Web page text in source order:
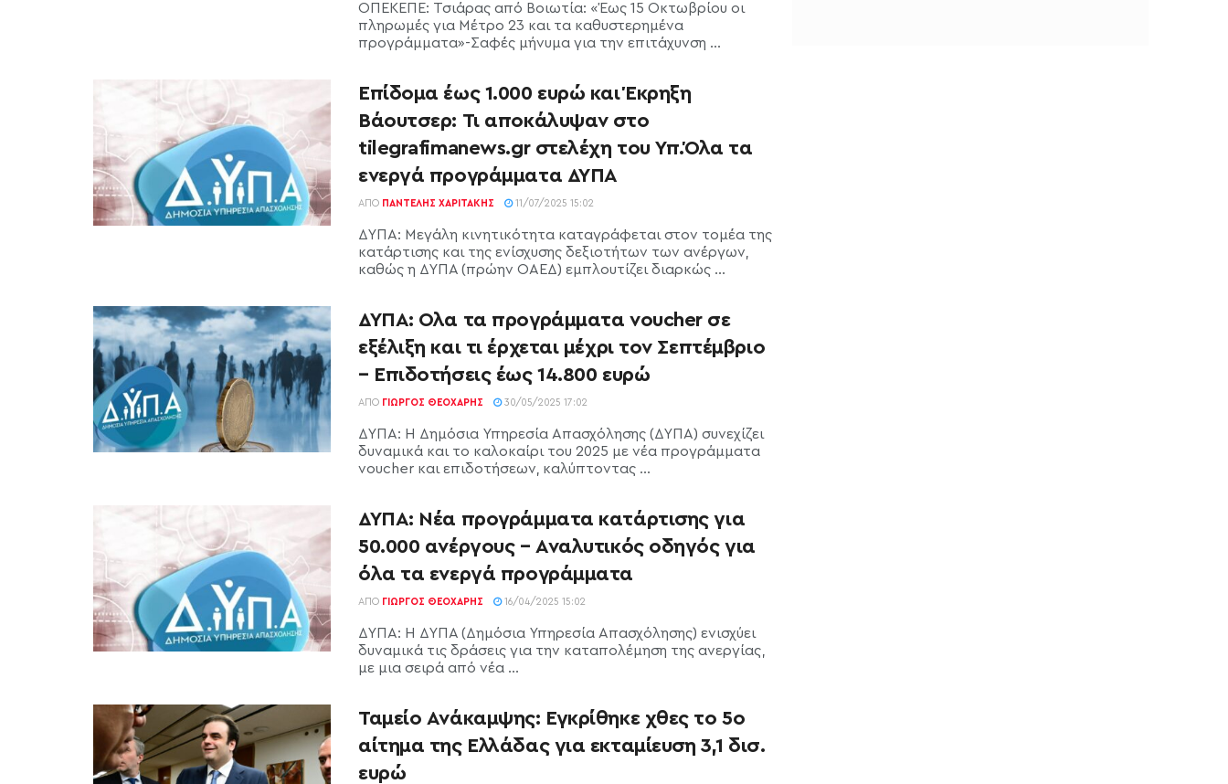
ΟΠΕΚΕΠΕ: Τσιάρας από Βοιωτία: «Έως 15 Οκτωβρίου οι
πληρωμές για Μέτρο 23 και τα καθυστερημένα
προγράμματα»-Σαφές μήνυμα για την επιτάχυνση ...
Επίδομα έως 1.000 ευρώ και Έκρηξη
Βάουτσερ: Τι αποκάλυψαν στο
tilegrafimanews.gr στελέχη του Υπ.Όλα τα
ενεργά προγράμματα ΔΥΠΑ
ΑΠΌ ΠΑΝΤΕΛΉΣ ΧΑΡΙΤΆΚΗΣ 11/07/2025 15:02
ΔΥΠΑ: Μεγάλη κινητικότητα καταγράφεται στον τομέα της
κατάρτισης και της ενίσχυσης δεξιοτήτων των ανέργων,
καθώς η ΔΥΠΑ (πρώην ΟΑΕΔ) εμπλουτίζει διαρκώς ...
ΔΥΠΑ: Όλα τα προγράμματα voucher σε
εξέλιξη και τι έρχεται μέχρι τον Σεπτέμβριο
– Επιδοτήσεις έως 14.800 ευρώ
ΑΠΌ ΓΙΏΡΓΟΣ ΘΕΟΧΆΡΗΣ 30/05/2025 17:02
ΔΥΠΑ: Η Δημόσια Υπηρεσία Απασχόλησης (ΔΥΠΑ) συνεχίζει
δυναμικά και το καλοκαίρι του 2025 με νέα προγράμματα
voucher και επιδοτήσεων, καλύπτοντας ...
ΔΥΠΑ: Νέα προγράμματα κατάρτισης για
50.000 ανέργους – Αναλυτικός οδηγός για
όλα τα ενεργά προγράμματα
ΑΠΌ ΓΙΏΡΓΟΣ ΘΕΟΧΆΡΗΣ 16/04/2025 15:02
ΔΥΠΑ: Η ΔΥΠΑ (Δημόσια Υπηρεσία Απασχόλησης) ενισχύει
δυναμικά τις δράσεις για την καταπολέμηση της ανεργίας,
με μια σειρά από νέα ...
Ταμείο Ανάκαμψης: Εγκρίθηκε χθες το 5ο
αίτημα της Ελλάδας για εκταμίευση 3,1 δισ.
ευρώ